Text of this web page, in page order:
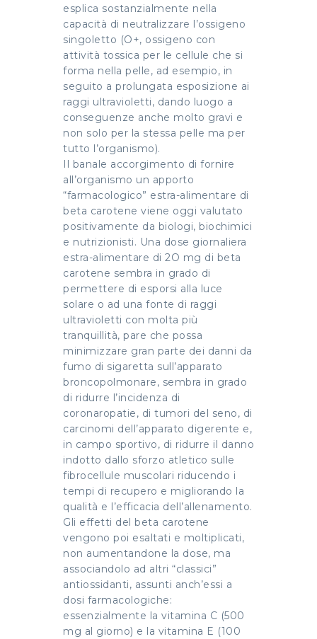
esplica sostanzialmente nella
capacità di neutralizzare l’ossigeno
singoletto (O+, ossigeno con
attività tossica per le cellule che si
forma nella pelle, ad esempio, in
seguito a prolungata esposizione ai
raggi ultravioletti, dando luogo a
conseguenze anche molto gravi e
non solo per la stessa pelle ma per
tutto l’organismo).
Il banale accorgimento di fornire
all’organismo un apporto
“farmacologico” estra-alimentare di
beta carotene viene oggi valutato
positivamente da biologi, biochimici
e nutrizionisti. Una dose giornaliera
estra-alimentare di 2O mg di beta
carotene sembra in grado di
permettere di esporsi alla luce
solare o ad una fonte di raggi
ultravioletti con molta più
tranquillità, pare che possa
minimizzare gran parte dei danni da
fumo di sigaretta sull’apparato
broncopolmonare, sembra in grado
di ridurre l’incidenza di
coronaropatie, di tumori del seno, di
carcinomi dell’apparato digerente e,
in campo sportivo, di ridurre il danno
indotto dallo sforzo atletico sulle
fibrocellule muscolari riducendo i
tempi di recupero e migliorando la
qualità e l’efficacia dell’allenamento.
Gli effetti del beta carotene
vengono poi esaltati e moltiplicati,
non aumentandone la dose, ma
associandolo ad altri “classici”
antiossidanti, assunti anch’essi a
dosi farmacologiche:
essenzialmente la vitamina C (500
mg al giorno) e la vitamina E (100